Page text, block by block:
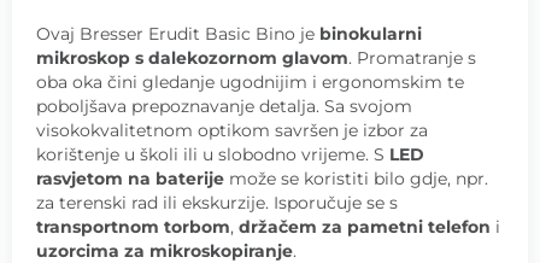
Ovaj Bresser Erudit Basic Bino je binokularni
mikroskop s dalekozornom glavom. Promatranje s
oba oka čini gledanje ugodnijim i ergonomskim te
poboljšava prepoznavanje detalja. Sa svojom
visokokvalitetnom optikom savršen je izbor za
korištenje u školi ili u slobodno vrijeme. S LED
rasvjetom na baterije može se koristiti bilo gdje, npr.
za terenski rad ili ekskurzije. Isporučuje se s
transportnom torbom, držačem za pametni telefon i
uzorcima za mikroskopiranje.